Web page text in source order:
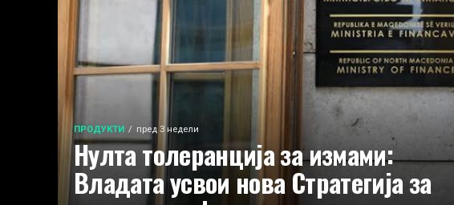
ПРОДУКТИ пред 3 недели
Нулта толеранција за измами:
Владата усвои нова Стратегија за